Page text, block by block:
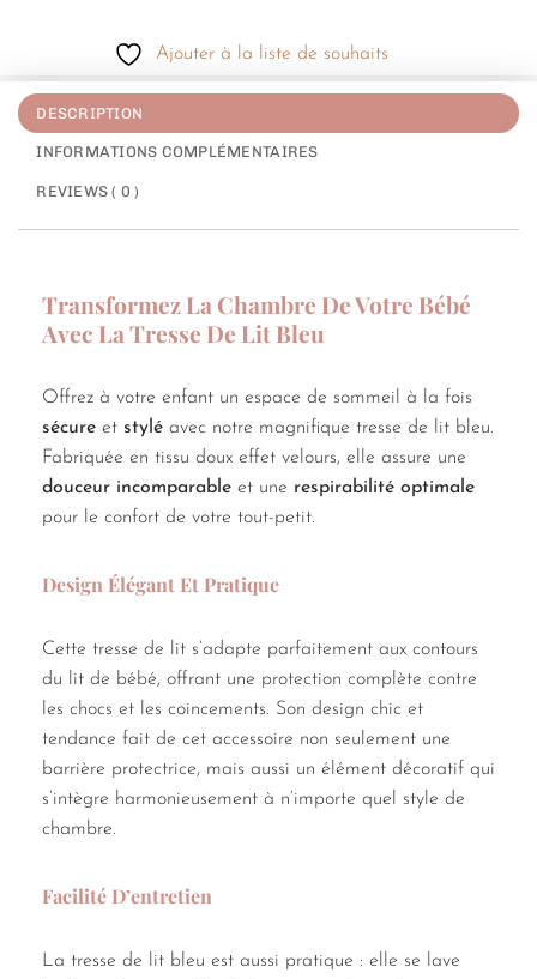
Ajouter à la liste de souhaits
DESCRIPTION
INFORMATIONS COMPLÉMENTAIRES
REVIEWS ( 0 )
Transformez La Chambre De Votre Bébé
Avec La Tresse De Lit Bleu
Offrez à votre enfant un espace de sommeil à la fois
sécure et stylé avec notre magnifique tresse de lit bleu.
Fabriquée en tissu doux effet velours, elle assure une
douceur incomparable et une respirabilité optimale
pour le confort de votre tout-petit.
Design Élégant Et Pratique
Cette tresse de lit s’adapte parfaitement aux contours
du lit de bébé, offrant une protection complète contre
les chocs et les coincements. Son design chic et
tendance fait de cet accessoire non seulement une
barrière protectrice, mais aussi un élément décoratif qui
s’intègre harmonieusement à n’importe quel style de
chambre.
Facilité D’entretien
La tresse de lit bleu est aussi pratique : elle se lave